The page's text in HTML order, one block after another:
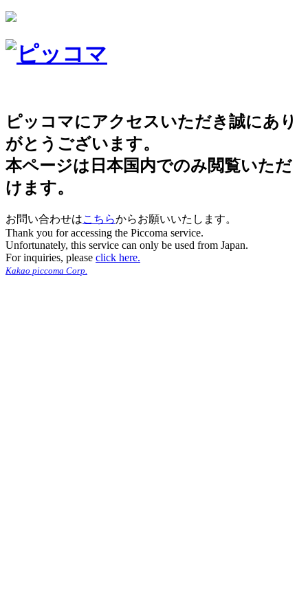
ピッコマにアクセスいただき誠にあり
がとうございます。
本ページは日本国内でのみ閲覧いただ
けます。
お問い合わせはこちらからお願いいたします。
Thank you for accessing the Piccoma service.
Unfortunately, this service can only be used from Japan.
For inquiries, please click here.
Kakao piccoma Corp.